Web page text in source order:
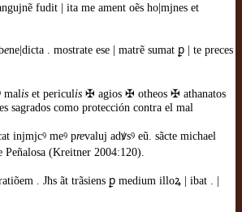
fudit | ita me ament oẽs ho|mjnes et
ene|dicta . mostrate ese | matrẽ sumat ꝑ | te preces
malis et periculis ✠ agios ✠ otheos ✠ athanatos
sagrados como protección contra el mal
injmjcꝰ meꝰ prevaluj adꝟsꝰ eũ. sãcte michael
(Kreitner 2004:120).
. Jħs ãt trãsiens ꝑ medium illoꝝ | ibat . |